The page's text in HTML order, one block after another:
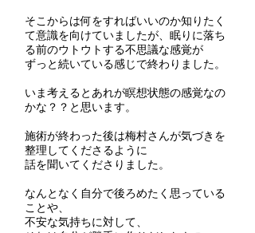
そこからは何をすればいいのか知りたく
て意識を向けていましたが、眠りに落ち
る前のウトウトする不思議な感覚が
ずっと続いている感じで終わりました。
いま考えるとあれが瞑想状態の感覚なの
かな？？と思います。
施術が終わった後は梅村さんが気づきを
整理してくださるように
話を聞いてくださりました。
なんとなく自分で後ろめたく思っている
ことや、
不安な気持ちに対して、